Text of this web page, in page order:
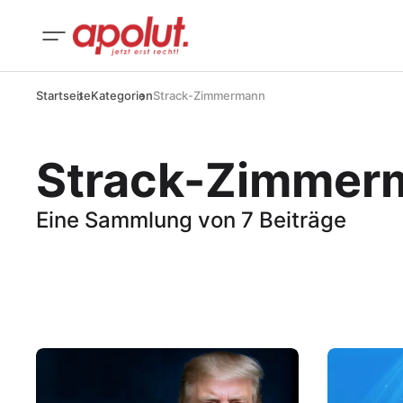
StartseiteKategorienStrack-Zimmermann
Strack-
Eine Sammlung von 7 Beiträge